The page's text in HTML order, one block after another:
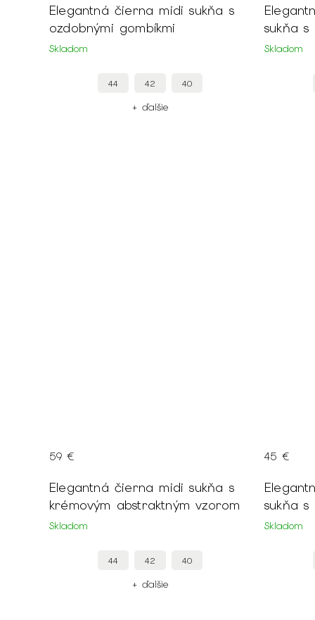
Elegantná čierna midi sukňa s
ozdobnými gombíkmi
Skladom
44 42 40
+ ďalšie
sukňa s
Skladom
Elegantná čierna midi sukňa s
krémovým abstraktným vzorom
Skladom
59 €
44 42 40
+ ďalšie
sukňa s
Skladom
45 €